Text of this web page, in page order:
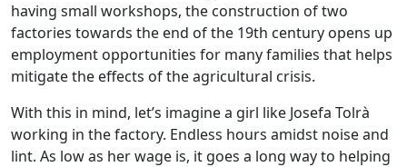
having small workshops, the construction of two
factories towards the end of the 19th century opens up
employment opportunities for many families that helps
mitigate the effects of the agricultural crisis.
With this in mind, let’s imagine a girl like Josefa Tolrà
working in the factory. Endless hours amidst noise and
lint. As low as her wage is, it goes a long way to helping